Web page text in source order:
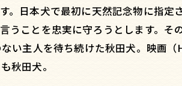
。日本犬で最初に天然記念物に指
うことを忠実に守ろうとします。
い主人を待ち続けた秋田犬。映画（
秋田犬。